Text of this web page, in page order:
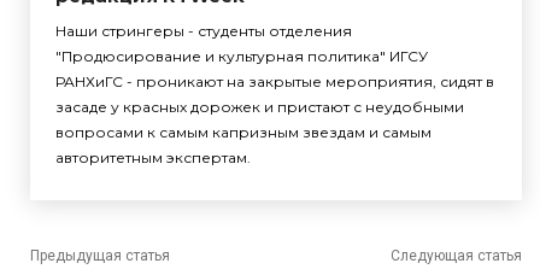
Наши стрингеры - студенты отделения
"Продюсирование и культурная политика" ИГСУ
РАНХиГС - проникают на закрытые мероприятия, сидят в
засаде у красных дорожек и пристают с неудобными
вопросами к самым капризным звездам и самым
авторитетным экспертам.
Предыдущая статья Следующая статья